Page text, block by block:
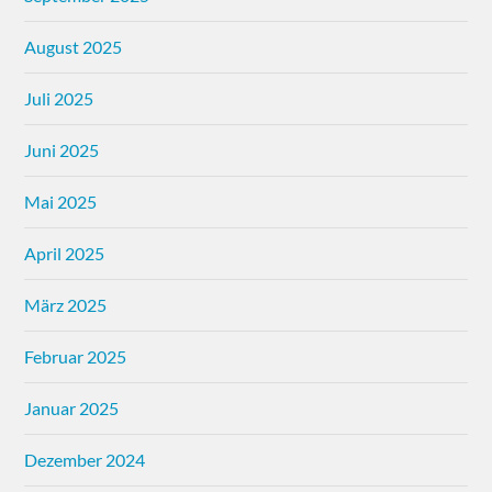
August 2025
Juli 2025
Juni 2025
Mai 2025
April 2025
März 2025
Februar 2025
Januar 2025
Dezember 2024